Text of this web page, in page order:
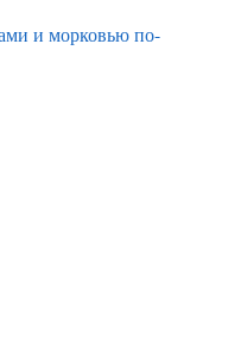
и морковью по-